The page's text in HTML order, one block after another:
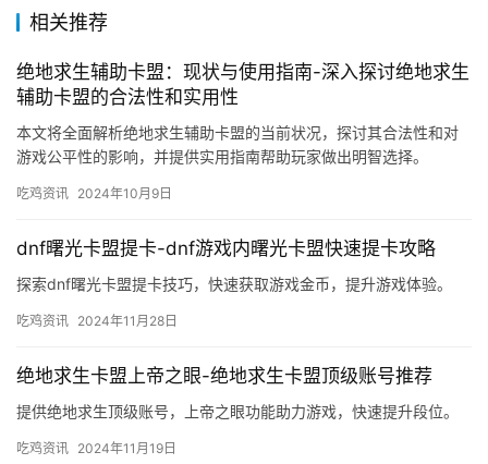
相关推荐
绝地求生辅助卡盟：现状与使用指南-深入探讨绝地求生
辅助卡盟的合法性和实用性
本文将全面解析绝地求生辅助卡盟的当前状况，探讨其合法性和对
游戏公平性的影响，并提供实用指南帮助玩家做出明智选择。
吃鸡资讯 2024年10月9日
dnf曙光卡盟提卡-dnf游戏内曙光卡盟快速提卡攻略
探索dnf曙光卡盟提卡技巧，快速获取游戏金币，提升游戏体验。
吃鸡资讯 2024年11月28日
绝地求生卡盟上帝之眼-绝地求生卡盟顶级账号推荐
提供绝地求生顶级账号，上帝之眼功能助力游戏，快速提升段位。
吃鸡资讯 2024年11月19日